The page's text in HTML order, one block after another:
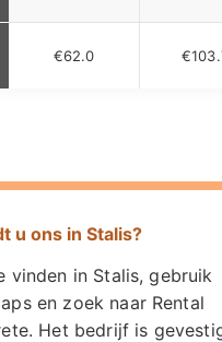
€62.0
u ons in Stalis?
vinden in Stalis, gebruik
en zoek naar Rental
Het bedrijf is